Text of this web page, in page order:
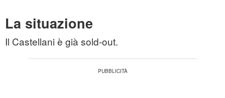
La situazione
Il Castellani è già sold-out.